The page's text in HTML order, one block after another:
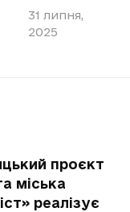
31 липня,
2025
проєкт
міська
реалізує